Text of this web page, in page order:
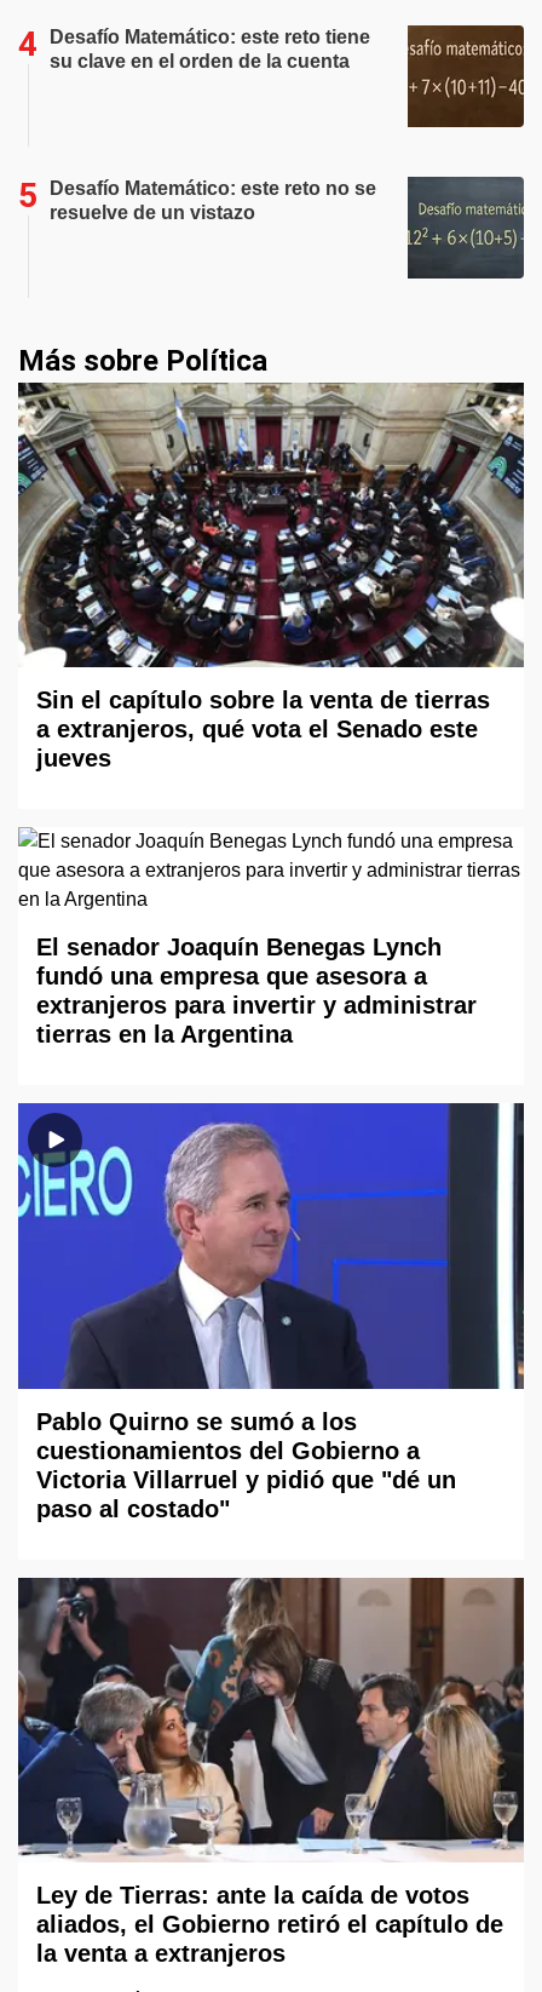
Desafío Matemático: este reto tiene
su clave en el orden de la cuenta
Desafío Matemático: este reto no se
resuelve de un vistazo
Más sobre Política
Sin el capítulo sobre la venta de tierras
a extranjeros, qué vota el Senado este
jueves
El senador Joaquín Benegas Lynch
fundó una empresa que asesora a
extranjeros para invertir y administrar
tierras en la Argentina
Pablo Quirno se sumó a los
cuestionamientos del Gobierno a
Victoria Villarruel y pidió que "dé un
paso al costado"
Ley de Tierras: ante la caída de votos
aliados, el Gobierno retiró el capítulo de
la venta a extranjeros